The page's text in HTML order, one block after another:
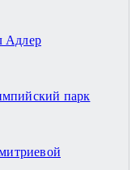
Адлер
парк